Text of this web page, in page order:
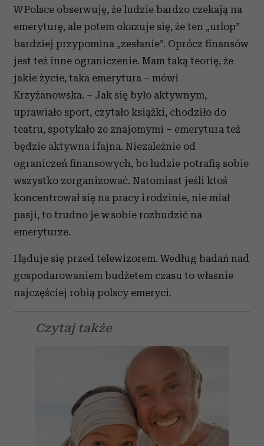
W Polsce obserwuję, że ludzie bardzo czekają na
emeryturę, ale potem okazuje się, że ten „urlop”
bardziej przypomina „zesłanie”. Oprócz finansów
jest też inne ograniczenie. Mam taką teorię, że
jakie życie, taka emerytura – mówi
Krzyżanowska. – Jak się było aktywnym,
uprawiało sport, czytało książki, chodziło do
teatru, spotykało ze znajomymi – emerytura też
będzie aktywna i fajna. Niezależnie od
ograniczeń finansowych, bo ludzie potrafią sobie
wszystko zorganizować. Natomiast jeśli ktoś
koncentrował się na pracy i rodzinie, nie miał
pasji, to trudno je w sobie rozbudzić na
emeryturze.
I ląduje się przed telewizorem. Według badań nad
gospodarowaniem budżetem czasu to właśnie
najczęściej robią polscy emeryci.
Czytaj także